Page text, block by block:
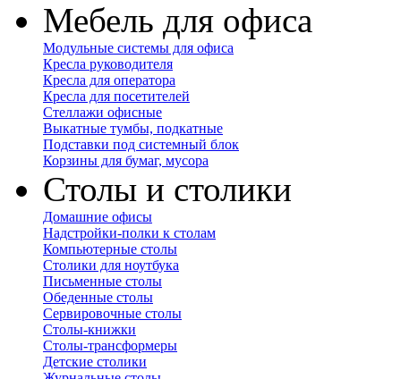
Мебель для офиса
Модульные системы для офиса
Кресла руководителя
Кресла для оператора
Кресла для посетителей
Стеллажи офисные
Выкатные тумбы, подкатные
Подставки под системный блок
Корзины для бумаг, мусора
Столы и столики
Домашние офисы
Надстройки-полки к столам
Компьютерные столы
Столики для ноутбука
Письменные столы
Обеденные столы
Сервировочные столы
Столы-книжки
Столы-трансформеры
Детские столики